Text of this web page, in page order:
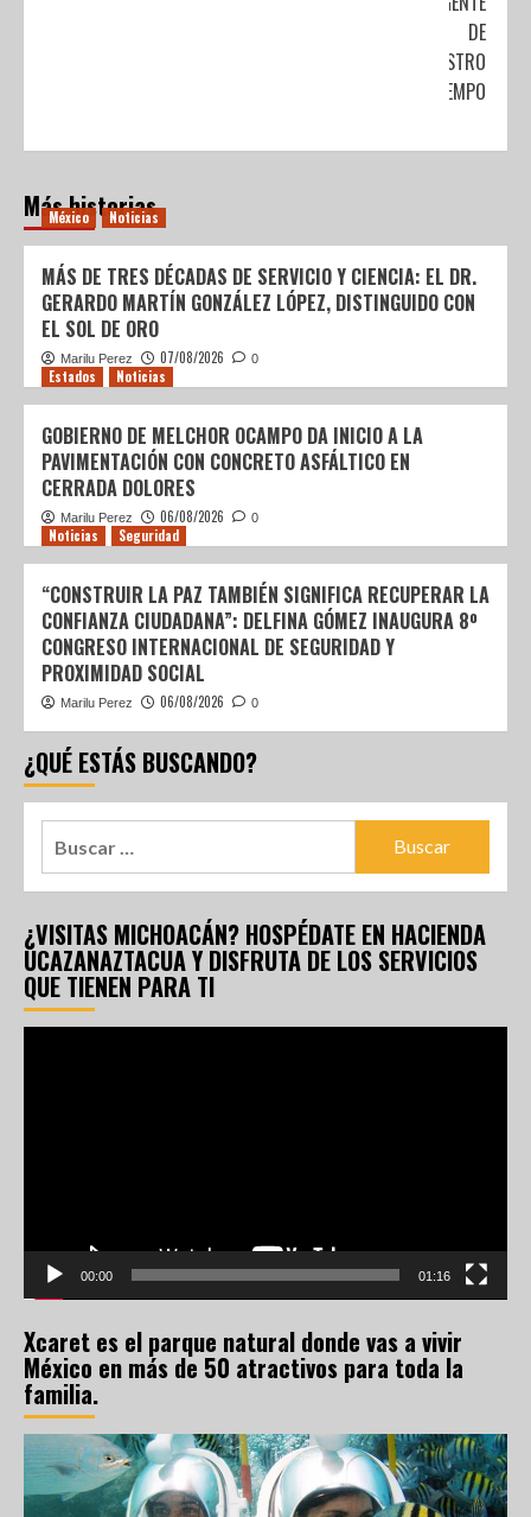
DE
NUESTRO
TIEMPO
Más historias
México Noticias
MÁS DE TRES DÉCADAS DE SERVICIO Y CIENCIA: EL DR.
GERARDO MARTÍN GONZÁLEZ LÓPEZ, DISTINGUIDO CON
EL SOL DE ORO
Marilu Perez 07/08/2026 0
Estados Noticias
GOBIERNO DE MELCHOR OCAMPO DA INICIO A LA
PAVIMENTACIÓN CON CONCRETO ASFÁLTICO EN
CERRADA DOLORES
Marilu Perez 06/08/2026 0
Noticias Seguridad
“CONSTRUIR LA PAZ TAMBIÉN SIGNIFICA RECUPERAR LA
CONFIANZA CIUDADANA”: DELFINA GÓMEZ INAUGURA 8º
CONGRESO INTERNACIONAL DE SEGURIDAD Y
PROXIMIDAD SOCIAL
Marilu Perez 06/08/2026 0
¿QUÉ ESTÁS BUSCANDO?
¿VISITAS MICHOACÁN? HOSPÉDATE EN HACIENDA
UCAZANAZTACUA Y DISFRUTA DE LOS SERVICIOS
QUE TIENEN PARA TI
00:00 01:16
Xcaret es el parque natural donde vas a vivir
México en más de 50 atractivos para toda la
familia.